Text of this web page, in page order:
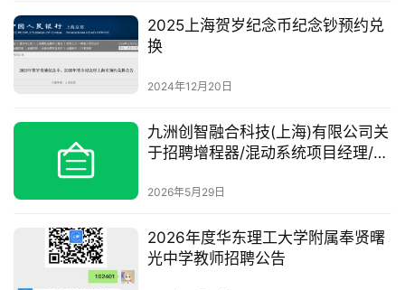
2025上海贺岁纪念币纪念钞预约兑
换
2024年12月20日
九洲创智融合科技(上海)有限公司关
于招聘增程器/混动系统项目经理/技
2026年5月29日
2026年度华东理工大学附属奉贤曙
光中学教师招聘公告